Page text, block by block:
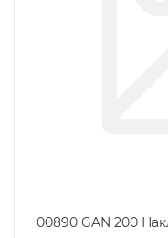
00890 GAN 200